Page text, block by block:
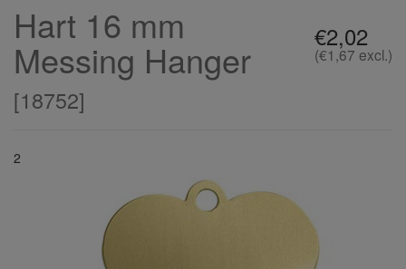
€2,02
(€1,67 excl.)
Hart 16 mm
Messing Hanger
[18752]
2